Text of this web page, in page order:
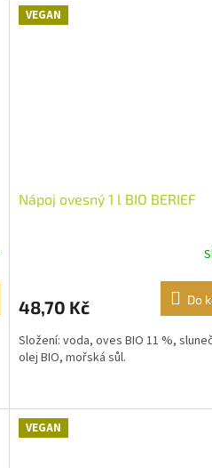
VEGAN
Nápoj ovesný 1 l BIO BERIEF
48,70 Kč Do
Složení: voda, oves BIO 11 %,
olej BIO, mořská sůl.
VEGAN